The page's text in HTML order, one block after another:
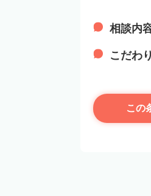
相談内
こだわ
この